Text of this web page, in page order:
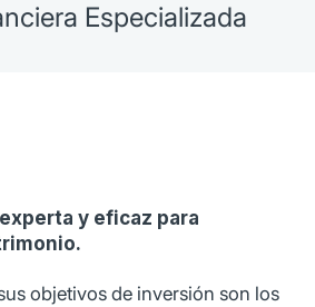
Especializada
y eficaz para
objetivos de inversión son los